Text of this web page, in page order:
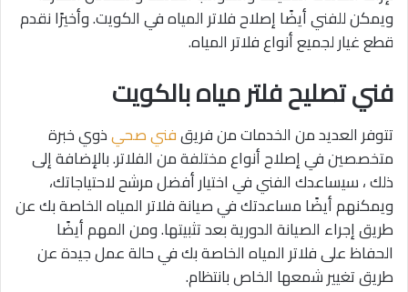
ويمكن للفني أيضًا إصلاح فلاتر المياه في الكويت. وأخيرًا نقدم
قطع غيار لجميع أنواع فلاتر المياه.
فني تصليح فلتر مياه بالكويت
تتوفر العديد من الخدمات من فريقفني صحيذوي خبرة
متخصصين في إصلاح أنواع مختلفة من الفلاتر. بالإضافة إلى
ذلك ، سيساعدك الفني في اختيار أفضل مرشح لاحتياجاتك،
ويمكنهم أيضًا مساعدتك في صيانة فلاتر المياه الخاصة بك عن
طريق إجراء الصيانة الدورية بعد تثبيتها. ومن المهم أيضًا
الحفاظ على فلاتر المياه الخاصة بك في حالة عمل جيدة عن
طريق تغيير شمعها الخاص بانتظام.